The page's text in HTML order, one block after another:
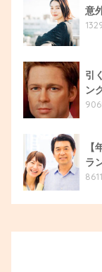
意
引
ン
ラ